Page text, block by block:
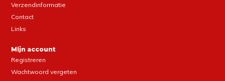
Verzendinformatie
Contact
Links
Mijn account
Registreren
Wachtwoord vergeten